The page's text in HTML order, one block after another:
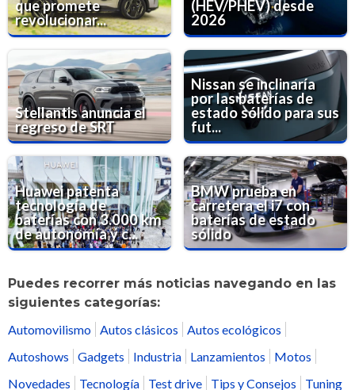
que promete
revolucionar...
(HEV/PHEV) desde
2026
Stellantis anuncia el
regreso de SRT
Nissan se inclinaría
por las baterías de
estado sólido para sus
fut...
Huawei patenta
tecnología de
baterías con 3.000 km
de autonomía y c...
BMW prueba en
carretera el i7 con
baterías de estado
sólido
Puedes recorrer más noticias navegando en las
siguientes categorías:
Automovilismo
Autos clásicos
Autos ecológicos
Autoshows
Gadgets Industria Lanzamientos
Motos
Novedades
Tecnología Test drive Tips y Consejos Tuning